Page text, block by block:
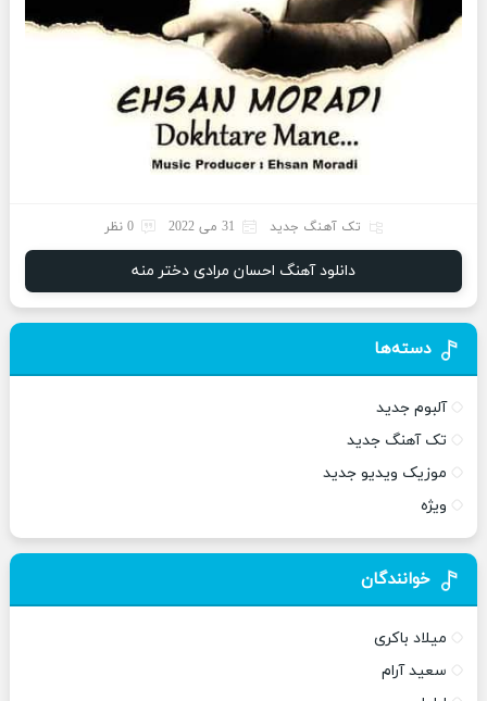
تک آهنگ جدید 31 می 2022 0 نظر
دانلود آهنگ احسان مرادی دختر منه
دسته‌ها
آلبوم جدید
تک آهنگ جدید
موزیک ویدیو جدید
ویژه
خوانندگان
میلاد باکری
سعید آرام